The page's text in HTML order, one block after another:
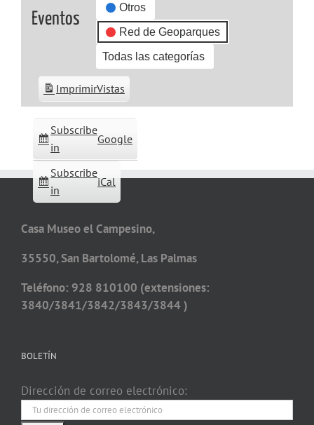
Eventos
Otros
Red de Geoparques
Todas las categorías
Subscribe
in
Google
Subscribe
in
iCal
ImprimirVistas
Casa Museo el Campesino,
35550, San Bartolomé, Las Palmas
Teléfono: 928 810100 (extensiones:
3840/3841/3842/3843/3844 )
BOLETÍN
Dirección de correo electrónico: